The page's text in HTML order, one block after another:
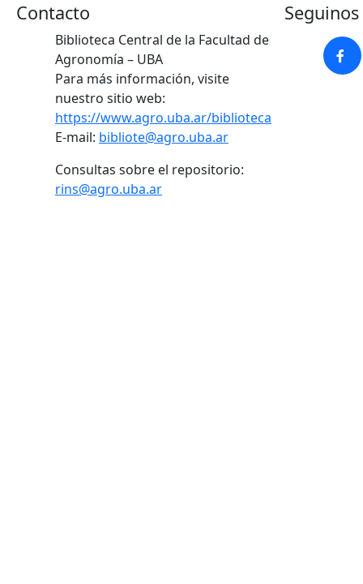
Contacto
Biblioteca Central de la Facultad de
Agronomía – UBA
Para más información, visite
nuestro sitio web:
https://www.agro.uba.ar/biblioteca
E-mail: bibliote@agro.uba.ar
Consultas sobre el repositorio:
rins@agro.uba.ar